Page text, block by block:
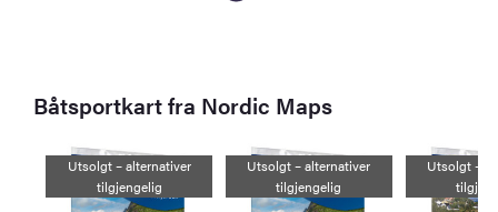
Båtsportkart fra Nordic Maps
Utsolgt – alternativer
tilgjengelig
Utsolgt – alternativer
tilgjengelig
Utsolgt –